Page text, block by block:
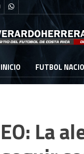
INICIO FUTBOL
La